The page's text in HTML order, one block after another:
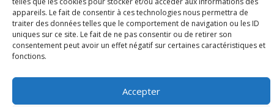
appareils. Le fait de consentir à ces technologies nous permettra de
traiter des données telles que le comportement de navigation ou les ID
uniques sur ce site. Le fait de ne pas consentir ou de retirer son
consentement peut avoir un effet négatif sur certaines caractéristiques et
fonctions.
Accepter
Étude d’évaluabilité des Structures
d’accompagnement à l’autocréation d’emploi (SAACE)
01 Juil 2026
Pénurie du personnel infirmier :quels indicateurs
Wallonie ?